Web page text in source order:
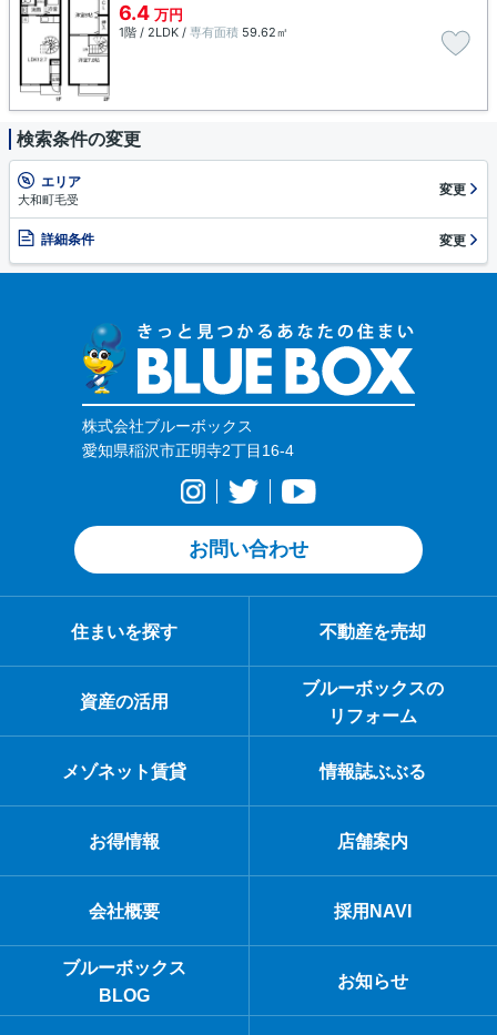
6.4 万円
1階 / 2LDK / 専有面積 59.62㎡
検索条件の変更
エリア
大和町毛受
変更
詳細条件 変更
株式会社ブルーボックス
愛知県稲沢市正明寺2丁目16-4
お問い合わせ
住まいを探す 不動産を売却
資産の活用
ブルーボックスの
リフォーム
メゾネット賃貸 情報誌ぶぶる
お得情報 店舗案内
会社概要 採用NAVI
ブルーボックス
BLOG
お知らせ